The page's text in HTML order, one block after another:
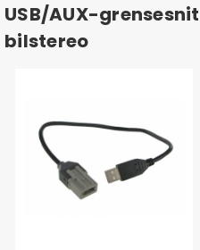
USB/AUX-
bilstereo